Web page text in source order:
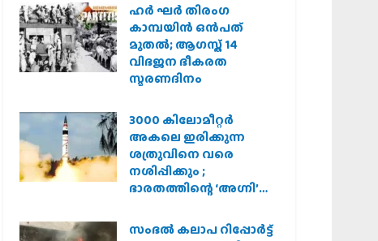
ഹര്‍ ഘര്‍ തിരംഗ
കാമ്പയിന്‍ ഒന്‍പത്
മുതല്‍; ആഗസ്ത് 14
വിഭജന ഭീകരത
സ്മരണദിനം
3000 കിലോമീറ്റർ
അകലെ ഇരിക്കുന്ന
ശത്രുവിനെ വരെ
നശിപ്പിക്കും ;
ഭാരതത്തിന്റെ ‘അഗ്നി’
സംഭൽ കലാപ റിപ്പോർട്ട്